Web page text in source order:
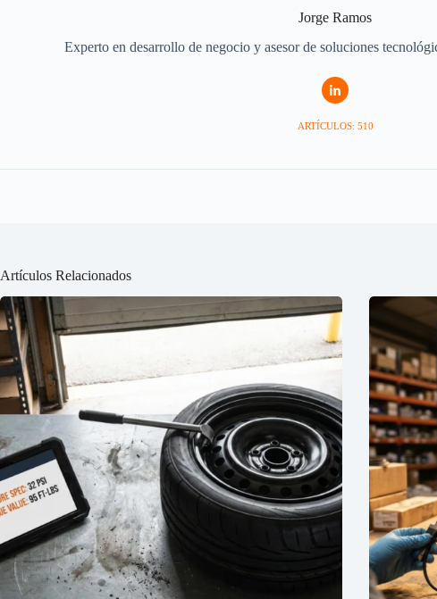
Jorge Ramos
Experto en desarrollo de negocio y asesor de soluciones
ARTÍCULOS: 510
Artículos Relacionados